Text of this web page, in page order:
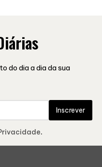
do dia a dia da sua
Inscrever
.